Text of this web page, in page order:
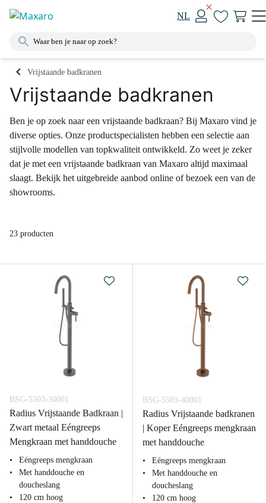
NL
Vrijstaande badkranen
Vrijstaande badkranen
Ben je op zoek naar een vrijstaande badkraan? Bij Maxaro vind je
diverse opties. Onze productspecialisten hebben een selectie aan
stijlvolle modellen van topkwaliteit ontwikkeld. Zo weet je zeker
dat je met een vrijstaande badkraan van Maxaro altijd maximaal
slaagt. Bekijk het uitgebreide aanbod online of bezoek een van de
showrooms.
23 producten
BSG-5503-30001
Radius Vrijstaande Badkraan |
Zwart metaal Eéngreeps
Mengkraan met handdouche
Eéngreeps mengkraan
Met handdouche en
doucheslang
120 cm hoog
BSG-5503-40001
Radius Vrijstaande badkranen
| Koper Eéngreeps mengkraan
met handdouche
Eéngreeps mengkraan
Met handdouche en
doucheslang
120 cm hoog